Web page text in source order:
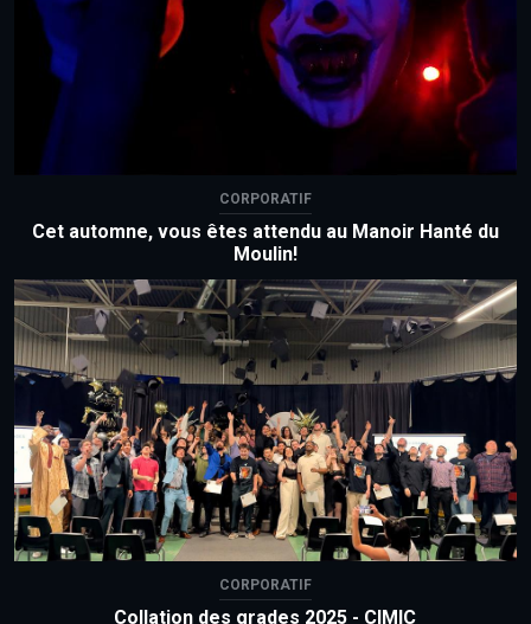
CORPORATIF
Cet automne, vous êtes attendu au Manoir Hanté du
Moulin!
CORPORATIF
Collation des grades 2025 - CIMIC